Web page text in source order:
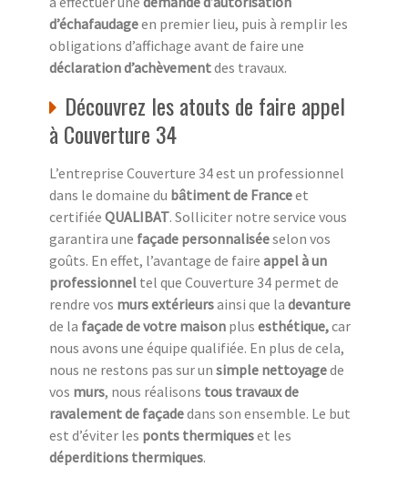
d’échafaudageen premier lieu, puis à remplir les
obligations d’affichage avant de faire une
déclaration d’achèvementdes travaux.
Découvrez les atouts de faire appel
à Couverture 34
L’entreprise Couverture 34 est un professionnel
dans le domaine du bâtiment de Franceet
certifiée QUALIBAT. Solliciter notre service vous
garantira une façade personnaliséeselon vos
goûts. En effet, l’avantage de faire appel à un
professionnel tel que Couverture 34 permet de
rendre vos murs extérieursainsi que la devanture
de la façade de votre maison plus esthétique,car
nous avons une équipe qualifiée. En plus de cela,
nous ne restons pas sur un simple nettoyagede
vos murs, nous réalisons tous travaux de
ravalement de façadedans son ensemble. Le but
est d’éviter les ponts thermiqueset les
déperditions thermiques.